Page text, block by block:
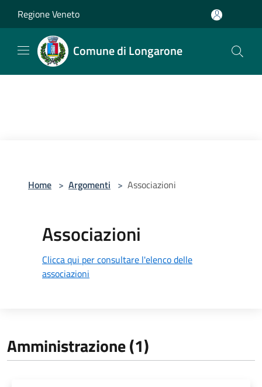
Regione Veneto
Comune di Longarone
Home > Argomenti > Associazioni
Associazioni
Clicca qui per consultare l'elenco delle
associazioni
Amministrazione (1)